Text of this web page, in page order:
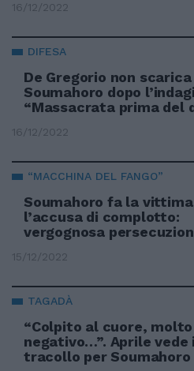
16/12/2022
DIFESA
De Gregorio non
Soumahoro dopo
“Massacrata prima del
16/12/2022
“MACCHINA DEL FANGO”
Soumahoro fa la
l’accusa di complotto:
vergognosa
15/12/2022
TAGADÀ
“Colpito al cuore, molto
negativo…”. Aprile vede
tracollo per Soumahoro